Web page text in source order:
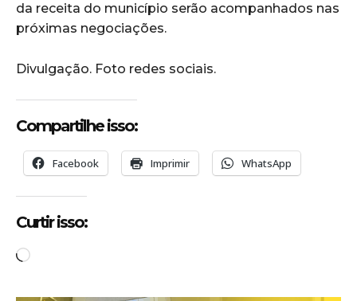
da receita do município serão acompanhados nas
próximas negociações.
Divulgação. Foto redes sociais.
Compartilhe isso:
Facebook Imprimir WhatsApp
Curtir isso:
C
r